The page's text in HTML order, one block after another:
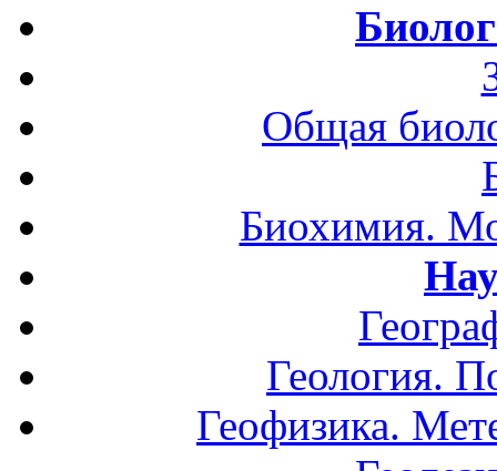
Общая
Биохимия.
Геология.
Геофизика.